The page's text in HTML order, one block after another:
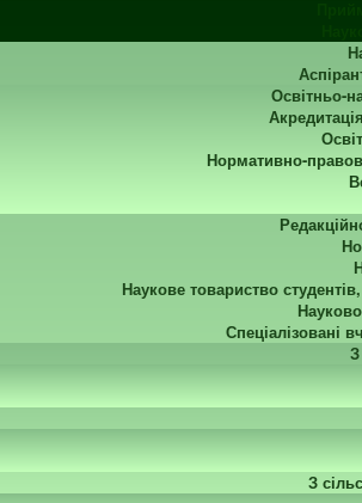
Освітньо-
Нормативно-
Наукове товариство
Спеціалізовані
З